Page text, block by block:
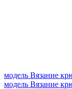
модель Вязание
модель Вязание